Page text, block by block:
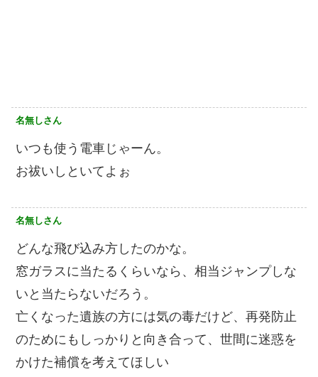
名無しさん
いつも使う電車じゃーん。
お祓いしといてよぉ
名無しさん
どんな飛び込み方したのかな。
窓ガラスに当たるくらいなら、相当ジャンプしな
いと当たらないだろう。
亡くなった遺族の方には気の毒だけど、再発防止
のためにもしっかりと向き合って、世間に迷惑を
かけた補償を考えてほしい